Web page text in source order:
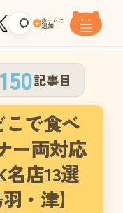
+ ホームに
追加
150記事目
で食べ
ー両対応
店13選
・津】